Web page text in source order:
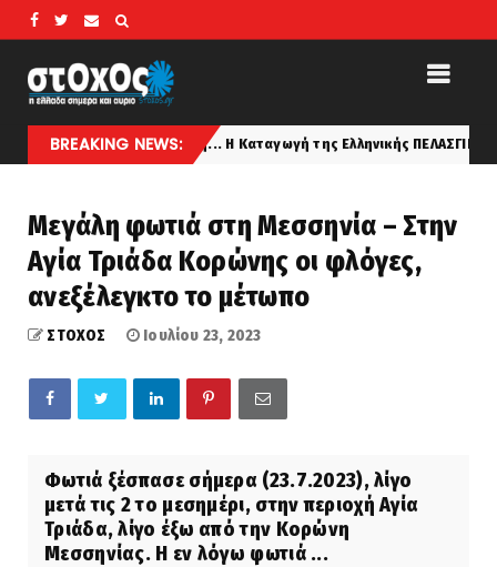
BREAKING NEWS:
τον πλανήτη... Η Καταγωγή της Ελληνικής ΠΕΛΑΣΓΙΚΗΣ Φυλής κατά
Μεγάλη φωτιά στη Μεσσηνία – Στην
Αγία Τριάδα Κορώνης οι φλόγες,
ανεξέλεγκτο το μέτωπο
ΣΤΟΧΟΣ Ιουλίου 23, 2023
Φωτιά ξέσπασε σήμερα (23.7.2023), λίγο
μετά τις 2 το μεσημέρι, στην περιοχή Αγία
Τριάδα, λίγο έξω από την Κορώνη
Μεσσηνίας. Η εν λόγω φωτιά ...